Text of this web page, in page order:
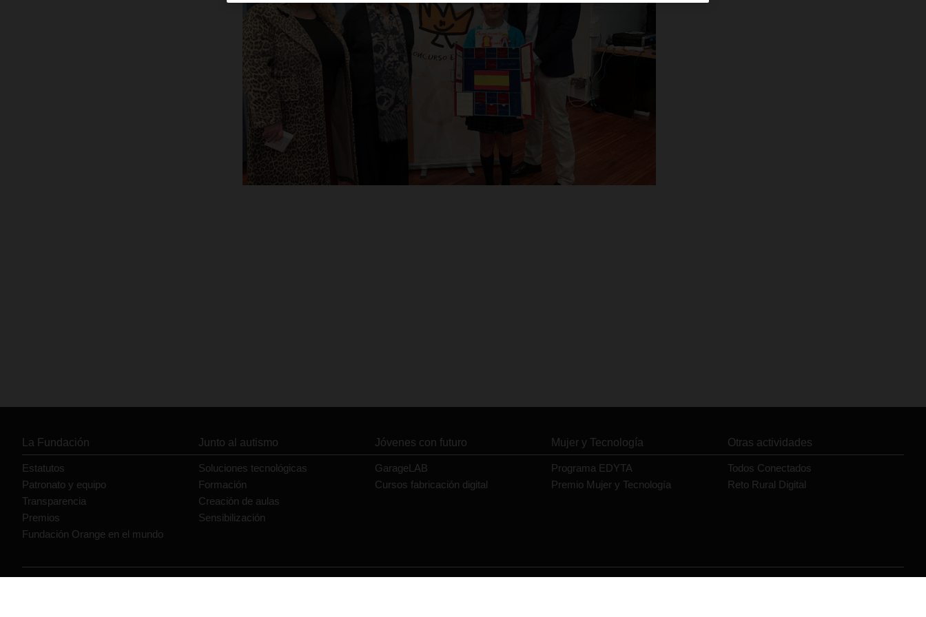
La Fundación
Estatutos
Patronato y equipo
Transparencia
Premios
Fundación Orange en el mundo
Junto al autismo
Soluciones tecnológicas
Formación
Creación de aulas
Sensibilización
Jóvenes con futuro
GarageLAB
Cursos fabricación digital
Mujer y Tecnología
Programa EDYTA
Premio Mujer y Tecnología
Otras actividades
Todos Conectados
Reto Rural Digital